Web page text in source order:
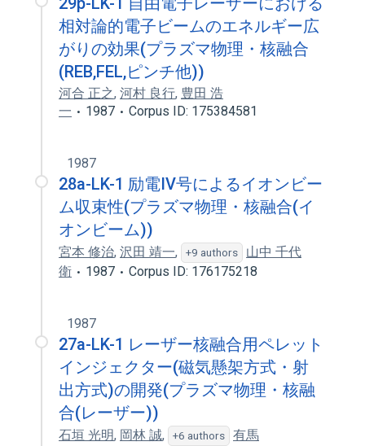
相対論的電子ビームのエネルギー広
がりの効果(プラズマ物理・核融合
(REB,FEL,ピンチ他))
河合 正之, 河村 良行, 豊田 浩
一
1987 Corpus ID: 175384581
1987
28a-LK-1 励電IV号によるイオンビー
ム収束性(プラズマ物理・核融合(イ
オンビーム))
宮本 修治, 沢田 靖一, +9 authors
山中 千代
衛
1987 Corpus ID: 176175218
1987
27a-LK-1 レーザー核融合用ペレット
インジェクター(磁気懸架方式・射
出方式)の開発(プラズマ物理・核融
合(レーザー))
石垣 光明, 岡林 誠, +6 authors
有馬